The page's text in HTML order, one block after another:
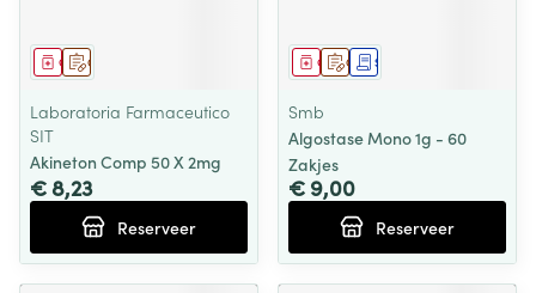
Op voorschrift
Geneesmiddel
Laboratoria Farmaceutico
SIT
Akineton Comp 50 X 2mg
€ 8,23
Reserveer
Op voorschrift
GeneesmiddelSchriftelijke aanvraag
Smb
Algostase Mono 1g - 60
Zakjes
€ 9,00
Reserveer